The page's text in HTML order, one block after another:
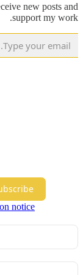
new posts and
support my work.
notice